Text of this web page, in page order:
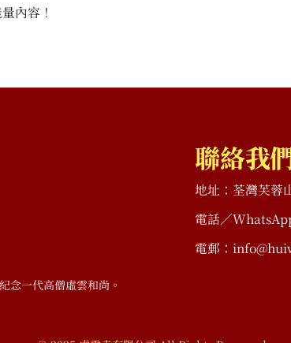
內容！
念一代高僧虛雲和尚。
聯絡我
地址：荃灣芙蓉
電話／
電郵：